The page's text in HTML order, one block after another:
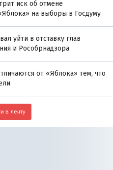
иск об отмене
на выборы в Госдуму
уйти в отставку глав
и Рособрнадзора
от «Яблока» тем, что
в ленту